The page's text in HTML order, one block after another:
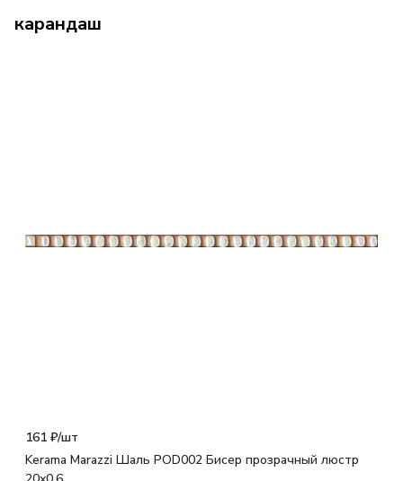
карандаш
161 ₽/шт
Kerama Marazzi Шаль POD002 Бисер прозрачный люстр